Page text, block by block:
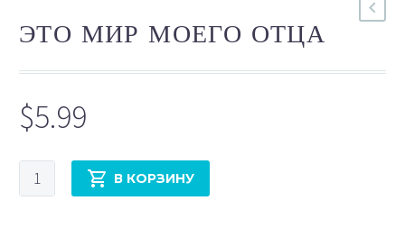
ЭТО МИР МОЕГО ОТЦА
$5.99
Количество
Это
В КОРЗИНУ